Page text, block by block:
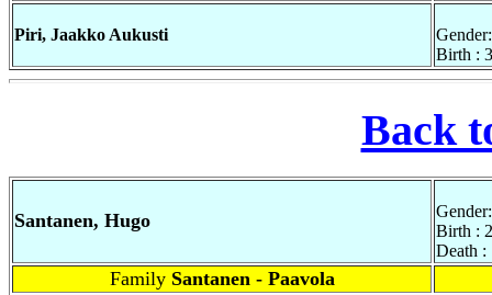
Piri, Jaakko Aukusti
Birth :
Back
Santanen, Hugo
Birth :
Death :
Family Santanen - Paavola